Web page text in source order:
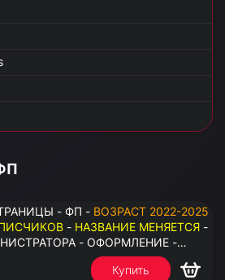
- ФП - ВОЗРАСТ 2022-2025
- НАЗВАНИЕ МЕНЯЕТСЯ -
- ОФОРМЛЕНИЕ -
ИНФОРМАЦИЯ - ПОД ВСЕ ГЕО
Купить